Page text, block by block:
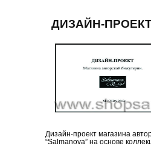
ДИЗАЙН-
Дизайн-проект магазина
“Salmanova” на основе